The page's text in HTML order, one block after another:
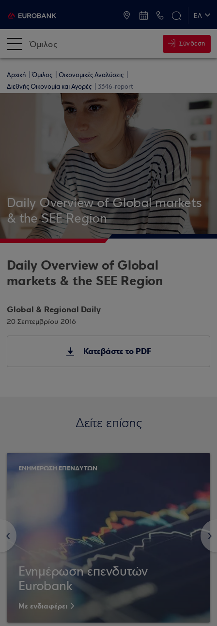
ΕΛ
Όμιλος Σύνδεση
Αρχική Όμιλος
Οικονομικές Αναλύσεις
Διεθνής Οικονομία και Αγορές
3346-report
Daily Overview of Global markets
& the SEE Region
Daily Overview of Global
markets & the SEE Region
Global & Regional Daily
20 Σεπτεμβρίου 2016
Κατεβάστε το PDF
Δείτε επίσης
<
ΕΝΗΜΕΡΩΣΗ ΕΠΕΝΔΥΤΩΝ
Ενημέρωση επενδυτών
Eurobank
Με ενδιαφέρει
>